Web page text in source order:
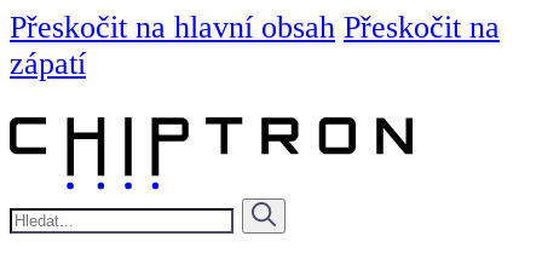
Přeskočit na hlavní obsah Přeskočit na
zápatí
Hledat